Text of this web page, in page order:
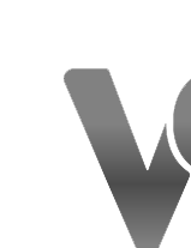
content